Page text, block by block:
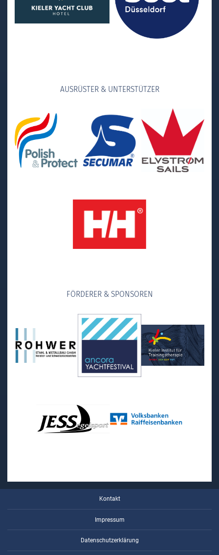
AUSRÜSTER & UNTERSTÜTZER
FÖRDERER & SPONSOREN
Kontakt
Impressum
Datenschutzerklärung